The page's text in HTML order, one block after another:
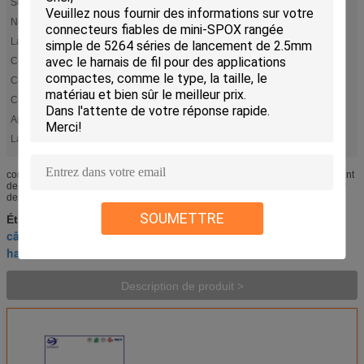
SOUMETTRE
Série:
Nombre de positions:
3
Lancement:
0,098" (2.50mm)
ConnectorType:
Récipient
ContactType:
Prise femelle
ContactTermination:
Cuir embouti
Application:
Signal, Fil-à-panneau
La température Rangeire:
connecteurs fiables de mini-SPOX rangée simple de 5264 séries de lancement
de 2.5mm avec le harnais de fil pour des applications compactes L'idéal pour
des applications compactes, le mini-SPOX système de ...
Étiquettes: câblage fait sur commande,
câblage automatique fait sur commande,
harnais de câble fait sur commande
Description de produit >